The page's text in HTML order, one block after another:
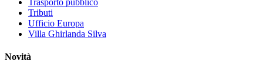
Trasporto pubblico
Tributi
Ufficio Europa
Villa Ghirlanda Silva
Novità